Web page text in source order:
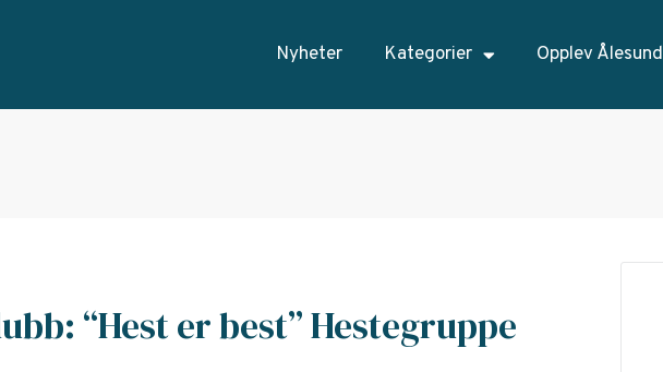
Nyheter Kategorier Opplev Ålesund
“Hest er best” Hestegruppe